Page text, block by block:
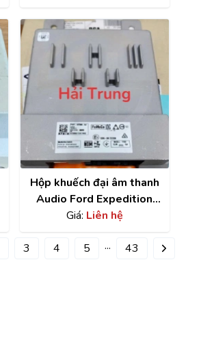
Hộp khuếch đại âm thanh
Audio Ford Expedition
P1VT-18T806-AC
Giá: Liên hệ
3 4 5 ... 43